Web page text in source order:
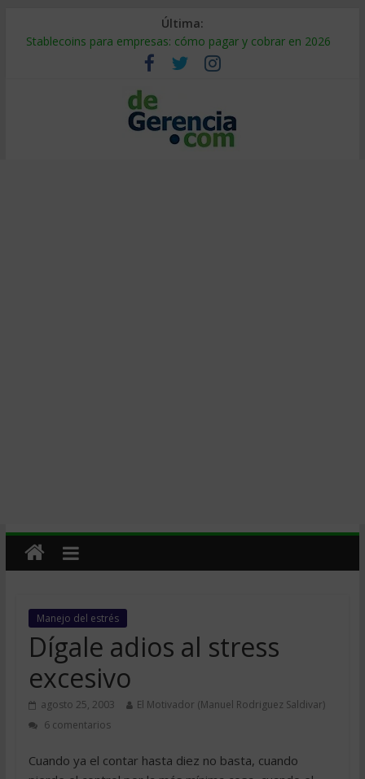
Última:
Stablecoins para empresas: cómo pagar y cobrar en 2026
Despido silencioso: qué es y por qué sale tan caro
IA en selección de personal: cómo auditarla a tiempo
Trabajo forzoso en la cadena de suministro: qué hacer
Mercado hispano de EE. UU.: cómo segmentarlo y venderle
Manejo del estrés
Dígale adios al stress
excesivo
agosto 25, 2003
El Motivador (Manuel Rodriguez Saldivar)
6 comentarios
Cuando ya el contar hasta diez no basta, cuando